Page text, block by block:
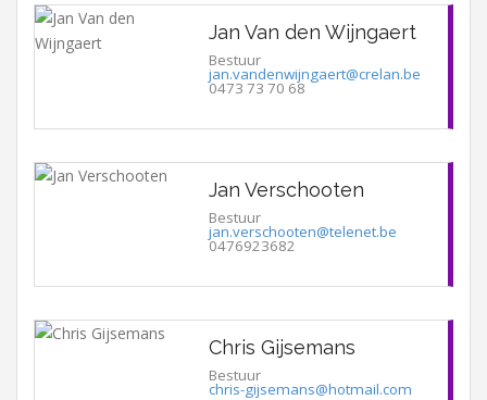
Jan Van den Wijngaert
Bestuur
jan.vandenwijngaert@crelan.be
0473 73 70 68
Jan Verschooten
Bestuur
jan.verschooten@telenet.be
0476923682
Chris Gijsemans
Bestuur
chris-gijsemans@hotmail.com